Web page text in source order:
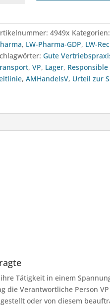
rechtliche
Aspekte
(15.03.2027)
4949x Kategorien:
, LW-Pharma-GDP, LW-
Gute
, VP, Lager, Responsible
, AMHandelsV, Urteil zur
Tätigkeit in einem
Verantwortliche Person
oder von diesem